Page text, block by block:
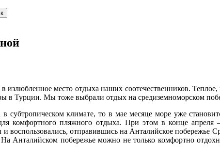
излюбленное место отдыха наших соотечественников.
в Турции. Мы тоже выбрали отдых на средиземноморском
субтропическом климате, то в мае месяце море уже
комфортного пляжного отдыха. При этом в конце
воспользовались, отправившись на Анталийское
Анталийском побережье можно не только комфортно